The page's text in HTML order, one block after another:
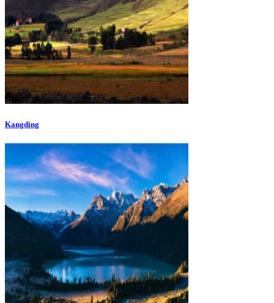
Kangding